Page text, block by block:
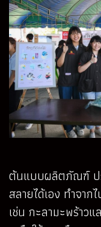
ต้นแบบผลิตภัณฑ์ ป
สลายได้เอง ทำจาก
เช่น กะลามะพร้าว